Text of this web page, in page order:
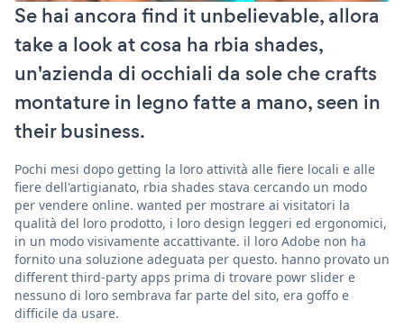
Se hai ancora find it unbelievable, allora
take a look at cosa ha rbia shades,
un'azienda di occhiali da sole che crafts
montature in legno fatte a mano, seen in
their business.
Pochi mesi dopo getting la loro attività alle fiere locali e alle
fiere dell'artigianato, rbia shades stava cercando un modo
per vendere online. wanted per mostrare ai visitatori la
qualità del loro prodotto, i loro design leggeri ed ergonomici,
in un modo visivamente accattivante. il loro Adobe non ha
fornito una soluzione adeguata per questo. hanno provato un
different third-party apps prima di trovare powr slider e
nessuno di loro sembrava far parte del sito, era goffo e
difficile da usare.